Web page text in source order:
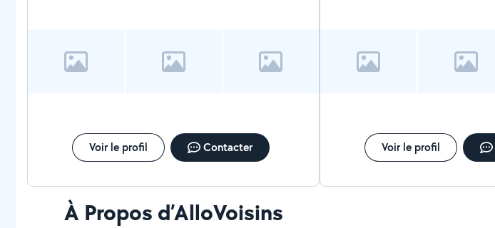
Voir le profil Contacter Voir le profil
À Propos d’AlloVoisins